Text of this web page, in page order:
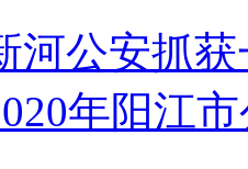
河公安抓
年阳江